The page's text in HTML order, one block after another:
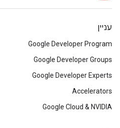
עניין
Google Developer Program
Google Developer Groups
Google Developer Experts
Accelerators
Google Cloud & NVIDIA